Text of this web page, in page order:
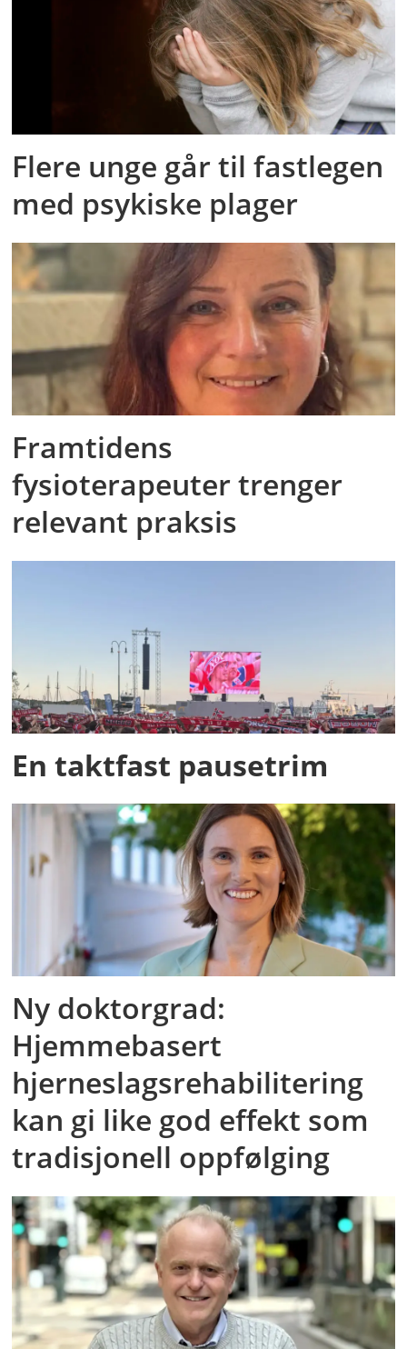
Flere unge går til fastlegen
med psykiske plager
Framtidens
fysioterapeuter trenger
relevant praksis
En taktfast pausetrim
Ny doktorgrad:
Hjemmebasert
hjerneslagsrehabilitering
kan gi like god effekt som
tradisjonell oppfølging